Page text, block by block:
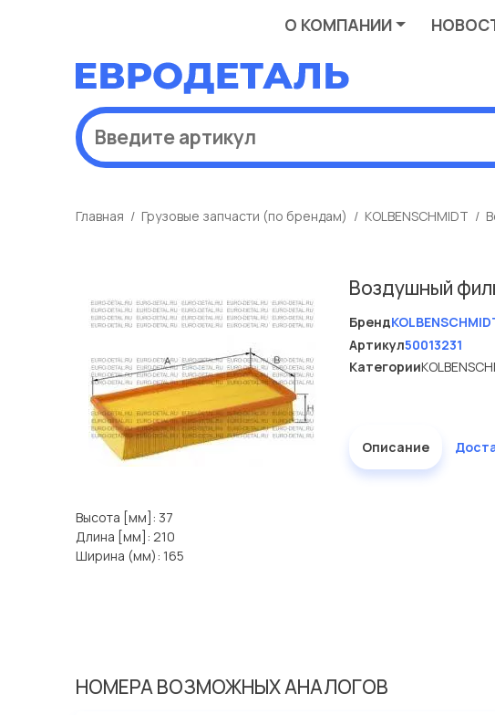
О КОМПАНИИ
Главная Грузовые запчасти (по брендам) KOLBENSCHMIDT
Воздушный
Бренд
Артикул50013231
Категории
Описание
Высота [мм]: 37
Длина [мм]: 210
Ширина (мм): 165
НОМЕРА ВОЗМОЖНЫХ АНАЛОГОВ